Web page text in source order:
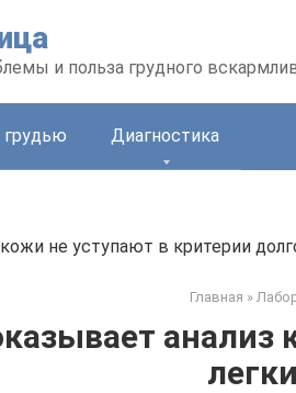
и польза грудного
грудью Диагностика
не уступают в критерии
Главная »
анализ